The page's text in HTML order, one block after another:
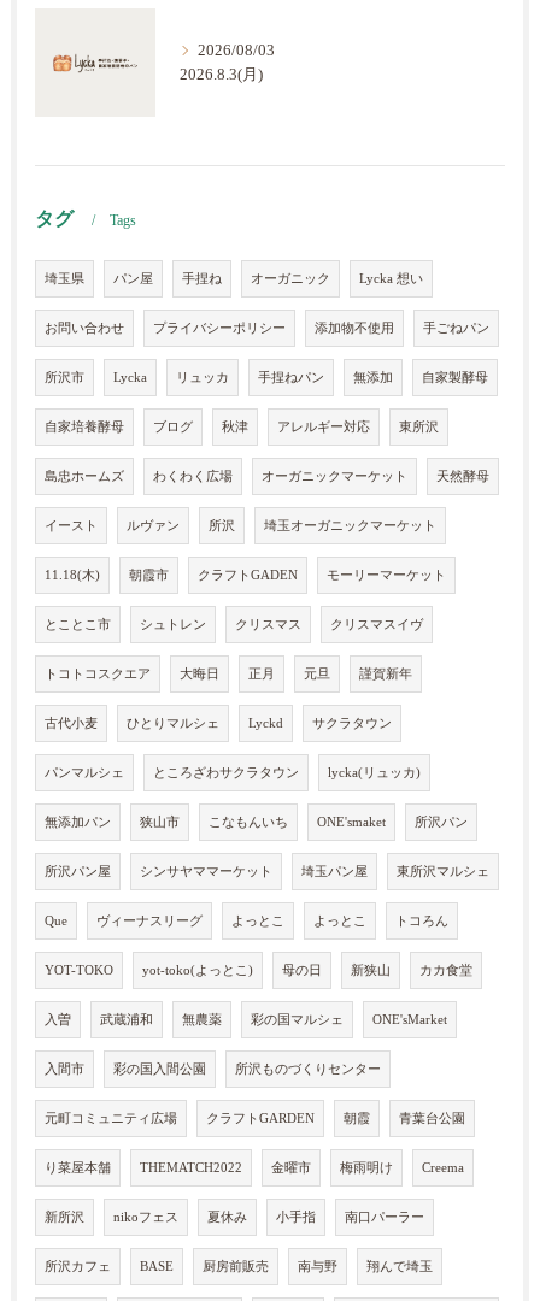
2026/08/03
2026.8.3(月)
タグ Tags
埼玉県 パン屋 手捏ね オーガニック Lycka 想い
お問い合わせ プライバシーポリシー 添加物不使用 手ごねパン
所沢市 Lycka リュッカ 手捏ねパン 無添加 自家製酵母
自家培養酵母 ブログ 秋津 アレルギー対応 東所沢
島忠ホームズ わくわく広場 オーガニックマーケット 天然酵母
イースト ルヴァン 所沢 埼玉オーガニックマーケット
11.18(木) 朝霞市 クラフトGADEN モーリーマーケット
とことこ市 シュトレン クリスマス クリスマスイヴ
トコトコスクエア 大晦日 正月 元旦 謹賀新年
古代小麦 ひとりマルシェ Lyckd サクラタウン
パンマルシェ ところざわサクラタウン lycka(リュッカ)
無添加パン 狭山市 こなもんいち ONE'smaket 所沢パン
所沢パン屋 シンサヤママーケット 埼玉パン屋 東所沢マルシェ
Que ヴィーナスリーグ よっとこ よっとこ トコろん
YOT-TOKO yot-toko(よっとこ) 母の日 新狭山 カカ食堂
入曽 武蔵浦和 無農薬 彩の国マルシェ ONE'sMarket
入間市 彩の国入間公園 所沢ものづくりセンター
元町コミュニティ広場 クラフトGARDEN 朝霞 青葉台公園
り菜屋本舗 THEMATCH2022 金曜市 梅雨明け Creema
新所沢 nikoフェス 夏休み 小手指 南口パーラー
所沢カフェ BASE 厨房前販売 南与野 翔んで埼玉